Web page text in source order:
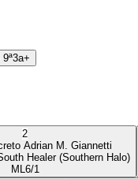
9ª3a+
2
Adrian M. Giannetti
Healer(Southern Halo)
ML6/1